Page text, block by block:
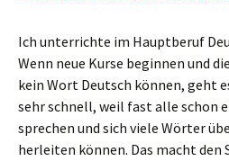
Ich unterrichte im Hauptberuf
Wenn neue Kurse beginnen und
kein Wort Deutsch können, geht
sehr schnell, weil fast alle schon
sprechen und sich viele Wörter
herleiten können. Das macht